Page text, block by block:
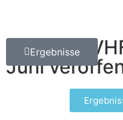
Ergebnis
Juni
Ergebnisse